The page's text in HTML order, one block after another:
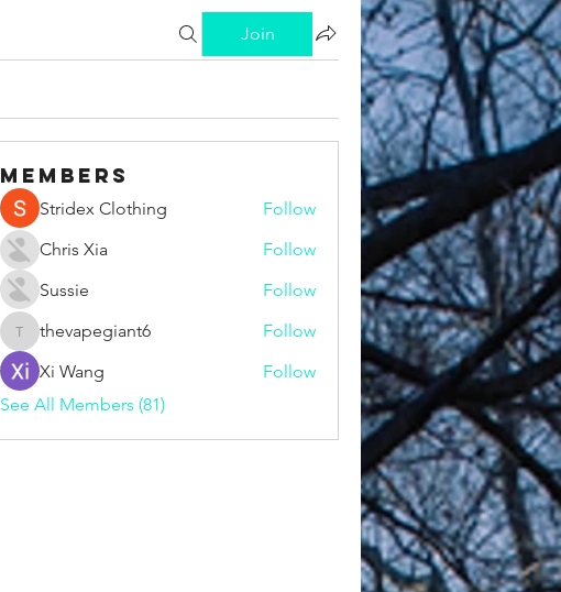
Join
Members
Stridex Clothing
Follow
Chris Xia
Follow
Sussie
Follow
thevapegiant6
thevapegiant6
Follow
Xi Wang
Follow
See All Members (81)